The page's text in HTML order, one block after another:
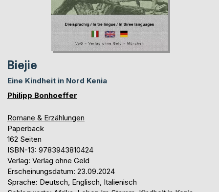
Biejie
Eine Kindheit in Nord Kenia
Philipp Bonhoeffer
Romane & Erzählungen
Paperback
162 Seiten
ISBN-13: 9783943810424
Verlag: Verlag ohne Geld
Erscheinungsdatum: 23.09.2024
Sprache: Deutsch, Englisch, Italienisch